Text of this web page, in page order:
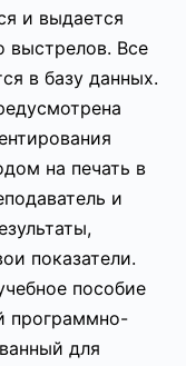
и выдается
выстрелов. Все
в базу данных.
на печать в
и
показатели.
пособие
программно-
для